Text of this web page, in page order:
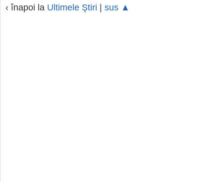
‹ înapoi la Ultimele Ştiri sus ▲